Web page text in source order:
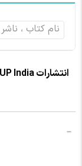
انتشارات OUP India